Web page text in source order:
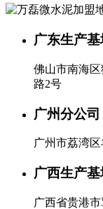
广东生产基
佛山市南海
路2号
广州分公司
广州市荔湾
广西生产基
广西省贵港